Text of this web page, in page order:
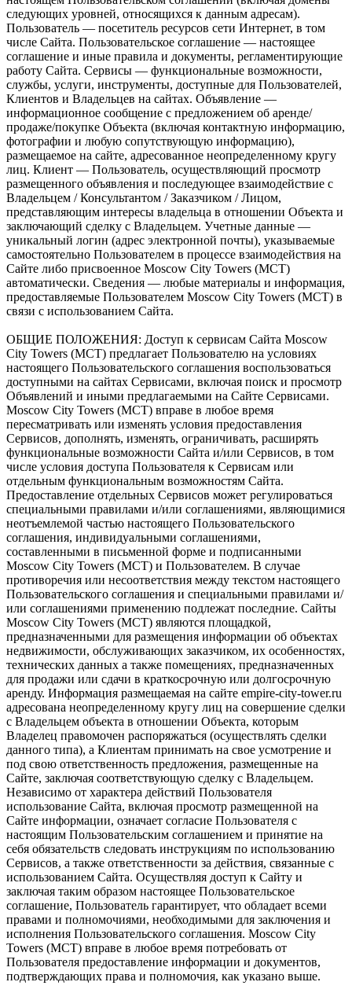
следующих уровней, относящихся к данным адресам).
Пользователь — посетитель ресурсов сети Интернет, в том
числе Сайта. Пользовательское соглашение — настоящее
соглашение и иные правила и документы, регламентирующие
работу Сайта. Сервисы — функциональные возможности,
службы, услуги, инструменты, доступные для Пользователей,
Клиентов и Владельцев на сайтах. Объявление —
информационное сообщение с предложением об аренде/
продаже/покупке Объекта (включая контактную информацию,
фотографии и любую сопутствующую информацию),
размещаемое на сайте, адресованное неопределенному кругу
лиц. Клиент — Пользователь, осуществляющий просмотр
размещенного объявления и последующее взаимодействие с
Владельцем / Консультантом / Заказчиком / Лицом,
представляющим интересы владельца в отношении Объекта и
заключающий сделку с Владельцем. Учетные данные —
уникальный логин (адрес электронной почты), указываемые
самостоятельно Пользователем в процессе взаимодействия на
Сайте либо присвоенное Moscow City Towers (МСТ)
автоматически. Сведения — любые материалы и информация,
предоставляемые Пользователем Moscow City Towers (МСТ) в
связи с использованием Сайта.
ОБЩИЕ ПОЛОЖЕНИЯ: Доступ к сервисам Сайта Moscow
City Towers (МСТ) предлагает Пользователю на условиях
настоящего Пользовательского соглашения воспользоваться
доступными на сайтах Сервисами, включая поиск и просмотр
Объявлений и иными предлагаемыми на Сайте Сервисами.
Moscow City Towers (МСТ) вправе в любое время
пересматривать или изменять условия предоставления
Сервисов, дополнять, изменять, ограничивать, расширять
функциональные возможности Сайта и/или Сервисов, в том
числе условия доступа Пользователя к Сервисам или
отдельным функциональным возможностям Сайта.
Предоставление отдельных Сервисов может регулироваться
специальными правилами и/или соглашениями, являющимися
неотъемлемой частью настоящего Пользовательского
соглашения, индивидуальными соглашениями,
составленными в письменной форме и подписанными
Moscow City Towers (МСТ) и Пользователем. В случае
противоречия или несоответствия между текстом настоящего
Пользовательского соглашения и специальными правилами и/
или соглашениями применению подлежат последние. Сайты
Moscow City Towers (МСТ) являются площадкой,
предназначенными для размещения информации об объектах
недвижимости, обслуживающих заказчиком, их особенностях,
технических данных а также помещениях, предназначенных
для продажи или сдачи в краткосрочную или долгосрочную
аренду. Информация размещаемая на сайте empire-city-tower.ru
адресована неопределенному кругу лиц на совершение сделки
с Владельцем объекта в отношении Объекта, которым
Владелец правомочен распоряжаться (осуществлять сделки
данного типа), а Клиентам принимать на свое усмотрение и
под свою ответственность предложения, размещенные на
Сайте, заключая соответствующую сделку с Владельцем.
Независимо от характера действий Пользователя
использование Сайта, включая просмотр размещенной на
Сайте информации, означает согласие Пользователя с
настоящим Пользовательским соглашением и принятие на
себя обязательств следовать инструкциям по использованию
Сервисов, а также ответственности за действия, связанные с
использованием Сайта. Осуществляя доступ к Сайту и
заключая таким образом настоящее Пользовательское
соглашение, Пользователь гарантирует, что обладает всеми
правами и полномочиями, необходимыми для заключения и
исполнения Пользовательского соглашения. Moscow City
Towers (МСТ) вправе в любое время потребовать от
Пользователя предоставление информации и документов,
подтверждающих права и полномочия, как указано выше.